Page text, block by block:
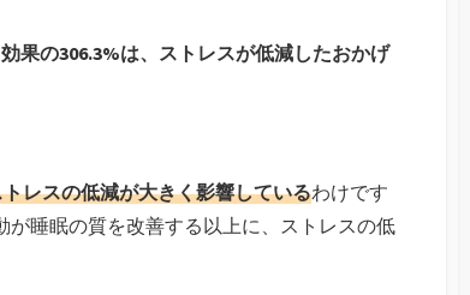
果の306.3%は、ストレスが低減したおかげ
レスの低減が大きく影響しているわけです
睡眠の質を改善する以上に、ストレスの低